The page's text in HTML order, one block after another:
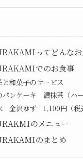
ってどんなお
でのお食事
と和菓子のサービス
パンケーキ 濃抹茶（ハ
金沢ゆず 1,100円（税
のメニュー
のまとめ